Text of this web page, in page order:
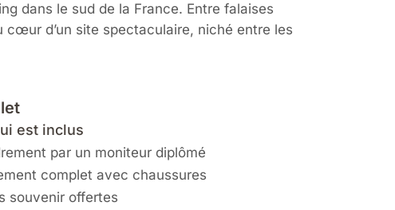
dans le sud de la France. Entre falaises
d’un site spectaculaire, niché entre les
est inclus
par un moniteur diplômé
complet avec chaussures
souvenir offertes